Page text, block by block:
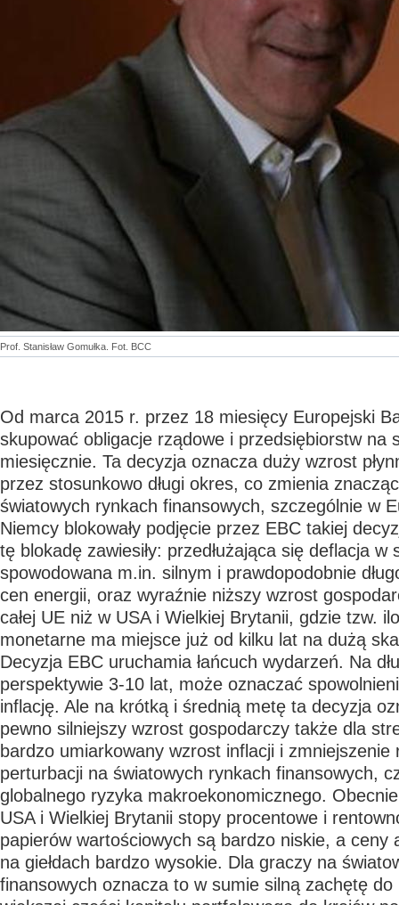
Prof. Stanisław Gomułka. Fot. BCC
Od marca 2015 r. przez 18 miesięcy Europejski
skupować obligacje rządowe i przedsiębiorstw na
miesięcznie. Ta decyzja oznacza duży wzrost
przez stosunkowo długi okres, co zmienia
światowych rynkach finansowych, szczególnie w
Niemcy blokowały podjęcie przez EBC takiej
tę blokadę zawiesiły: przedłużająca się deflacja w
spowodowana m.in. silnym i prawdopodobnie
cen energii, oraz wyraźnie niższy wzrost
całej UE niż w USA i Wielkiej Brytanii, gdzie tzw.
monetarne ma miejsce już od kilku lat na dużą
Decyzja EBC uruchamia łańcuch wydarzeń. Na
perspektywie 3-10 lat, może oznaczać
inflację. Ale na krótką i średnią metę ta decyzja
pewno silniejszy wzrost gospodarczy także dla
bardzo umiarkowany wzrost inflacji i zmniejszenie
perturbacji na światowych rynkach finansowych,
globalnego ryzyka makroekonomicznego.
USA i Wielkiej Brytanii stopy procentowe i
papierów wartościowych są bardzo niskie, a ceny
na giełdach bardzo wysokie. Dla graczy na
finansowych oznacza to w sumie silną zachętę do